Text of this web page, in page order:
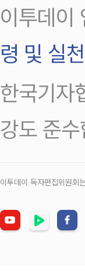
이투데이
령 및 실
한국기자
강도 준
이투데이 독자편집위원회